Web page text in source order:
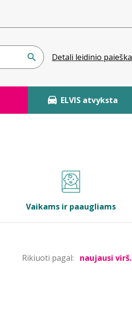
Detali leidinio paieška
ELVIS atvyksta
Vaikams ir paaugliams
Rikiuoti pagal: